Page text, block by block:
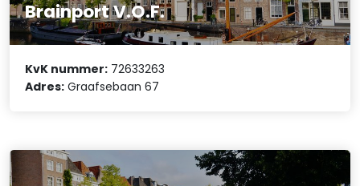
Brainport V.O.F.
KvK nummer: 72633263
Adres: Graafsebaan 67